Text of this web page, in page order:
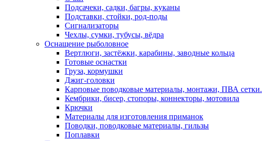
Подсачеки, садки, багры, куканы
Подставки, стойки, род-поды
Сигнализаторы
Чехлы, сумки, тубусы, вёдра
Оснащение рыболовное
Вертлюги, застёжки, карабины, заводные кольца
Готовые оснастки
Груза, кормушки
Джиг-головки
Карповые поводковые материалы, монтажи, ПВА сетки.
Кембрики, бисер, стопоры, коннекторы, мотовила
Крючки
Материалы для изготовления приманок
Поводки, поводковые материалы, гильзы
Поплавки